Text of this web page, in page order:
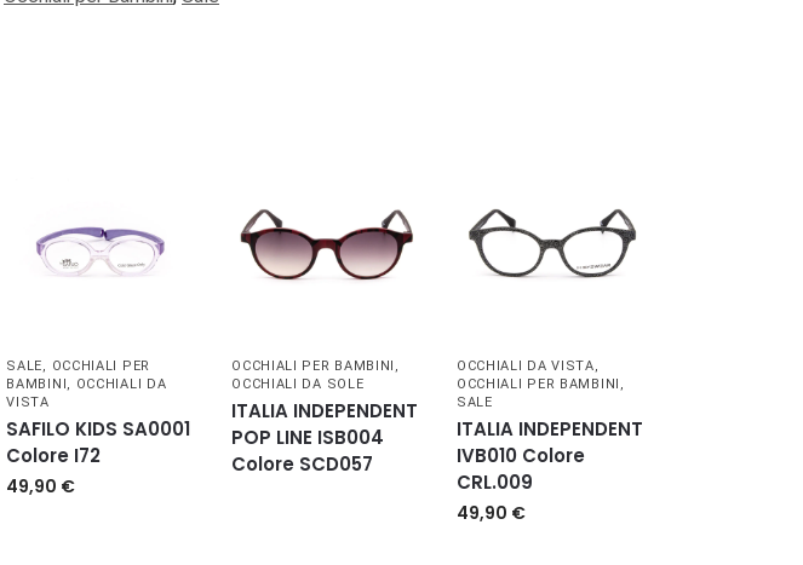
SALE, OCCHIALI PER
BAMBINI, OCCHIALI DA
VISTA
SAFILO KIDS SA0001
Colore I72
49,90 €
OCCHIALI PER BAMBINI ,
OCCHIALI DA SOLE
ITALIA INDEPENDENT
POP LINE ISB004
Colore SCD057
OCCHIALI DA VISTA,
OCCHIALI PER BAMBINI ,
SALE
ITALIA INDEPENDENT
IVB010 Colore
CRL.009
49,90 €